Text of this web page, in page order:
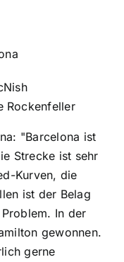
Rockenfeller
"Barcelona ist
Strecke ist sehr
Kurven, die
ist der Belag
In der
gewonnen.
gerne